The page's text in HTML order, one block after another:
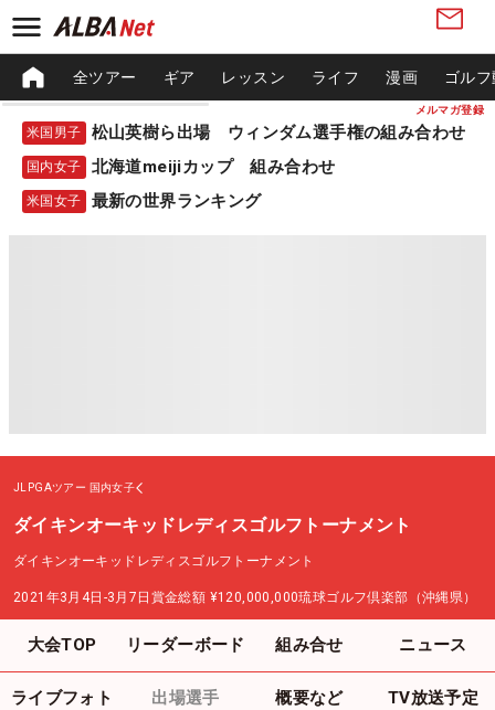
メルマガ登録
全ツアー ギア レッスン ライフ 漫画 ゴル
米国男子 松山英樹ら出場 ウィンダム選手権の組み合わせ
国内女子 北海道meijiカップ 組み合わせ
米国女子 最新の世界ランキング
JLPGAツアー 国内女子
ダイキンオーキッドレディスゴルフトーナメント
ダイキンオーキッドレディスゴルフトーナメント
2021年3月4日-3月7日 賞金総額 ¥120,000,000琉球ゴルフ倶楽部（沖縄県）
大会TOP リーダーボード 組み合せ ニュース
ライブフォト 出場選手 概要など TV放送予定